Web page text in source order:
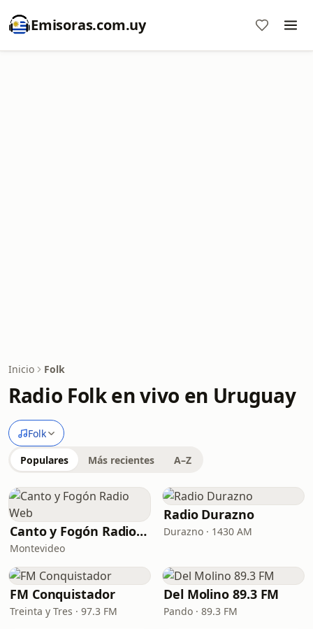
Emisoras.com.uy
Inicio Folk
Radio Folk en vivo en Uruguay
Folk
Populares Más recientes A–Z
Canto y Fogón Radio Web
Montevideo
Radio Durazno
Durazno · 1430 AM
FM Conquistador
Treinta y Tres · 97.3 FM
Del Molino 89.3 FM
Pando · 89.3 FM